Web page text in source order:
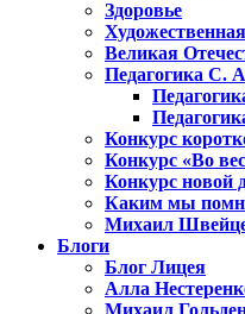
Здоровье
Великая
Педагогика С.
Конкурс
Конкурс «Во
Конкурс новой
Каким мы
Михаил
Блоги
Блог Лицея
Алла